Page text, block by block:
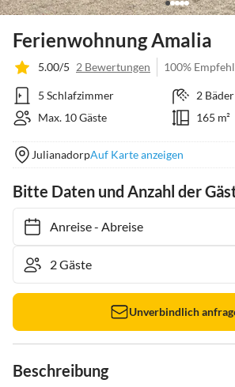
Ferienwohnung Amalia
5.00/5 2 Bewertungen 100%
5 Schlafzimmer
2 Bäder
Max. 10 Gäste
165 m²
JulianadorpAuf Karte anzeigen
Bitte Daten und Anzahl der
Anreise- Abreise
Unverbindlich
Beschreibung